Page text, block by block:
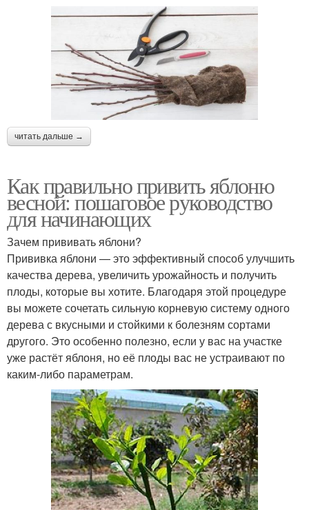
читать дальше →
Как правильно привить яблоню
весной: пошаговое руководство
для начинающих
Зачем прививать яблони?
Прививка яблони — это эффективный способ улучшить
качества дерева, увеличить урожайность и получить
плоды, которые вы хотите. Благодаря этой процедуре
вы можете сочетать сильную корневую систему одного
дерева с вкусными и стойкими к болезням сортами
другого. Это особенно полезно, если у вас на участке
уже растёт яблоня, но её плоды вас не устраивают по
каким-либо параметрам.